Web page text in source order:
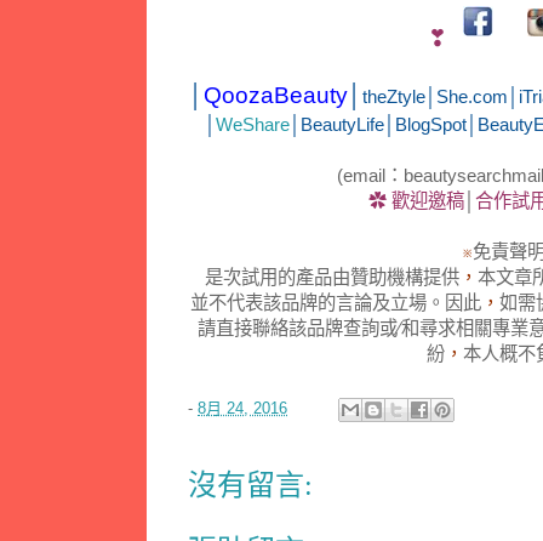
❣
QoozaBeauty theZtyle She.com
WeShare BeautyLife BlogSpot
(email：
✿ 歡迎邀稿 合作試
※免責聲
是次試用的產品由贊助機構提供 ， 本文章
並不代表該品牌的言論及立場。因此 ，如需
請直接聯絡該品牌查詢或∕和尋求相關專業
紛 ，本人概不
- 8月 24, 2016
沒有留言: